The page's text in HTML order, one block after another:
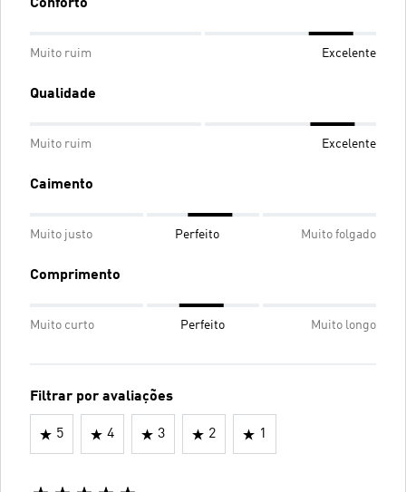
Conforto
Muito ruim Excelente
Qualidade
Muito ruim Excelente
Caimento
Muito justo Perfeito Muito folgado
Comprimento
Muito curto Perfeito Muito longo
Filtrar por avaliações
5 4 3 2 1